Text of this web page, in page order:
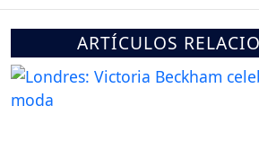
ARTÍCULOS